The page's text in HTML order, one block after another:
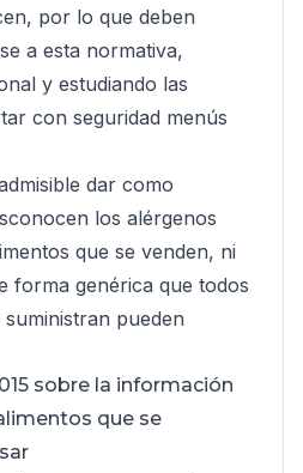
por lo que deben
a esta normativa,
y estudiando las
con seguridad menús
dar como
los alérgenos
que se venden, ni
forma genérica que todos
pueden
sobre la información
que se